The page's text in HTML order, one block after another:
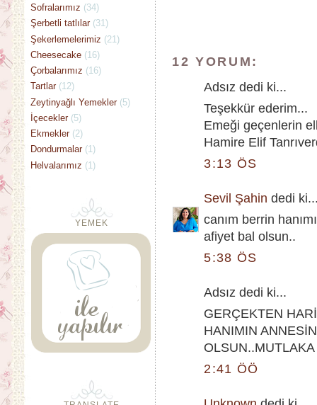
12 YORUM:
Adsız dedi ki...
Teşekkür ederim...
Emeği geçenlerin
Hamire Elif
3:13 ÖS
Sevil Şahin dedi
canım berrin
afiyet bal olsun..
5:38 ÖS
Adsız dedi ki...
GERÇEKTEN
HANIMIN
2:41 ÖÖ
Sofralarımız (34)
Şerbetli tatlılar (31)
Şekerlemelerimiz (21)
Cheesecake (16)
Çorbalarımız (16)
Tartlar (12)
Zeytinyağlı Yemekler (5)
İçecekler (5)
Ekmekler (2)
Dondurmalar (1)
Helvalarımız (1)
YEMEK